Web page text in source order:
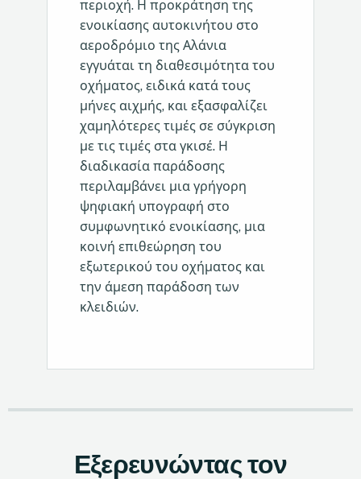
περιοχή. Η προκράτηση της
ενοικίασης αυτοκινήτου στο
αεροδρόμιο της Αλάνια
εγγυάται τη διαθεσιμότητα του
οχήματος, ειδικά κατά τους
μήνες αιχμής, και εξασφαλίζει
χαμηλότερες τιμές σε σύγκριση
με τις τιμές στα γκισέ. Η
διαδικασία παράδοσης
περιλαμβάνει μια γρήγορη
ψηφιακή υπογραφή στο
συμφωνητικό ενοικίασης, μια
κοινή επιθεώρηση του
εξωτερικού του οχήματος και
την άμεση παράδοση των
κλειδιών.
Εξερευνώντας τον